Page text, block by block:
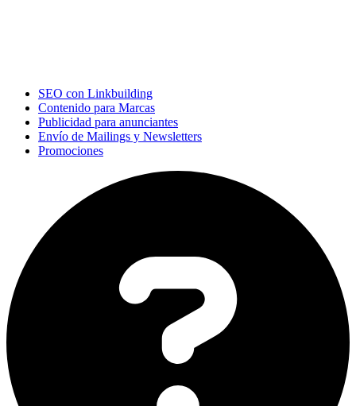
SEO con Linkbuilding
Contenido para Marcas
Publicidad para anunciantes
Envío de Mailings y Newsletters
Promociones